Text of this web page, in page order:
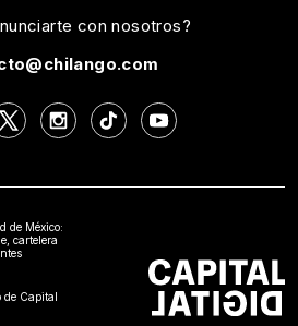
con nosotros?
de México:
cartelera
Capital